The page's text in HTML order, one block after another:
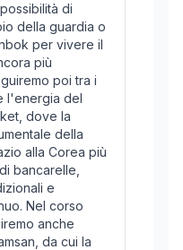
di
della guardia o
per vivere il
più
poi tra i
l'energia del
dove la
della
alla Corea più
bancarelle,
e
Nel corso
anche
da cui la